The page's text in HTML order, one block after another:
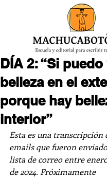
¡Inscríbete hoy!
DÍA 2: “Si puedo
belleza en el
porque hay
interior”
Esta es una transcripción
emails que fueron
lista de correo entre
de 2024. Próximamente